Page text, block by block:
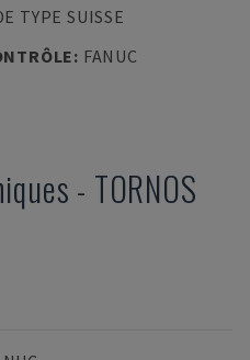
TYPE SUISSE
: FANUC
- TORNOS